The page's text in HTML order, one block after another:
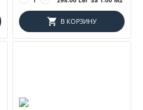
Lei
В КОРЗИНУ